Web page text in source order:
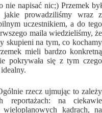
nie napisać nic;) Przemek był
jakie prowadziliśmy wraz z
uczestnikiem, a do tego
maila wiedzieliśmy, że
skupieni na tym, co kochamy
mieli bardzo konkretną
pokrywała się z tym czego
rzecz ujmując to zależy
na ciekawie
kadrach, na